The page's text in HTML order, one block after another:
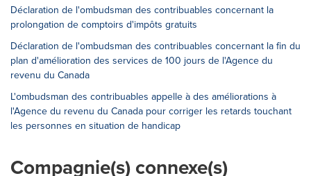
Déclaration de l'ombudsman des contribuables concernant la
prolongation de comptoirs d'impôts gratuits
Déclaration de l'ombudsman des contribuables concernant la fin du
plan d'amélioration des services de 100 jours de l'Agence du
revenu du Canada
L'ombudsman des contribuables appelle à des améliorations à
l'Agence du revenu du Canada pour corriger les retards touchant
les personnes en situation de handicap
Compagnie(s) connexe(s)